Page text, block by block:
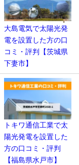
大島電気で太陽光発
電を設置した方の口
コミ・評判【茨城県
下妻市】
トキワ通信工業で太
陽光発電を設置した
方の口コミ・評判
【福島県水戸市】